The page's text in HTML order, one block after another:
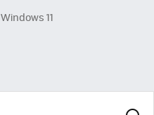
Windows 11